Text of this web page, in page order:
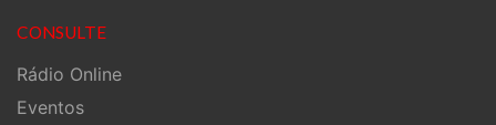
CONSULTE
Rádio Online
Eventos